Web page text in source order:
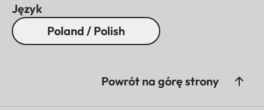
Język
Poland / Polish
Powrót na górę strony